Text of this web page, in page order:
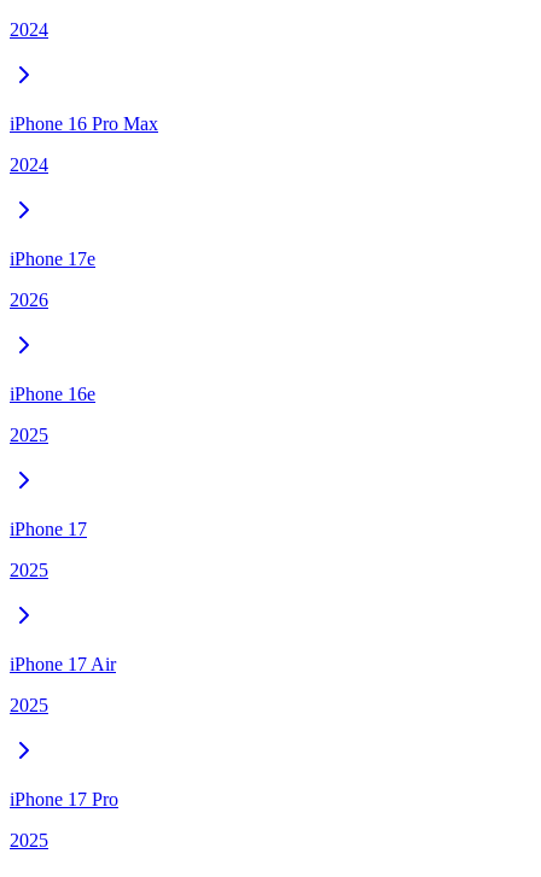
2024
iPhone 16 Pro Max
2024
iPhone 17e
2026
iPhone 16e
2025
iPhone 17
2025
iPhone 17 Air
2025
iPhone 17 Pro
2025